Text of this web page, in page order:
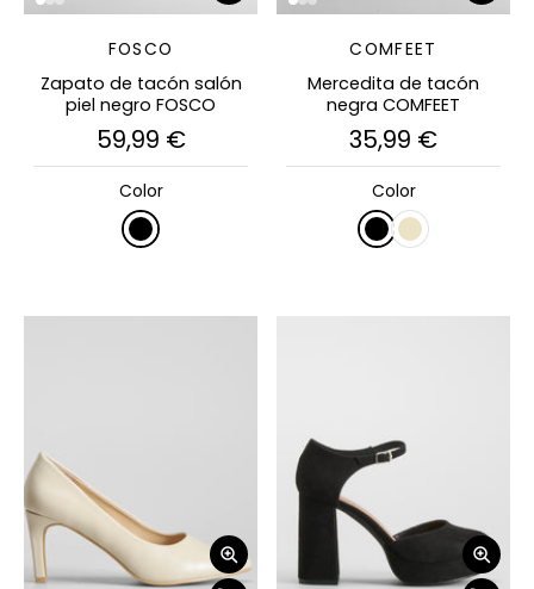
FOSCO
Zapato de tacón salón
piel negro FOSCO
59,99 €
Color
COMFEET
Mercedita de tacón
negra COMFEET
35,99 €
Color